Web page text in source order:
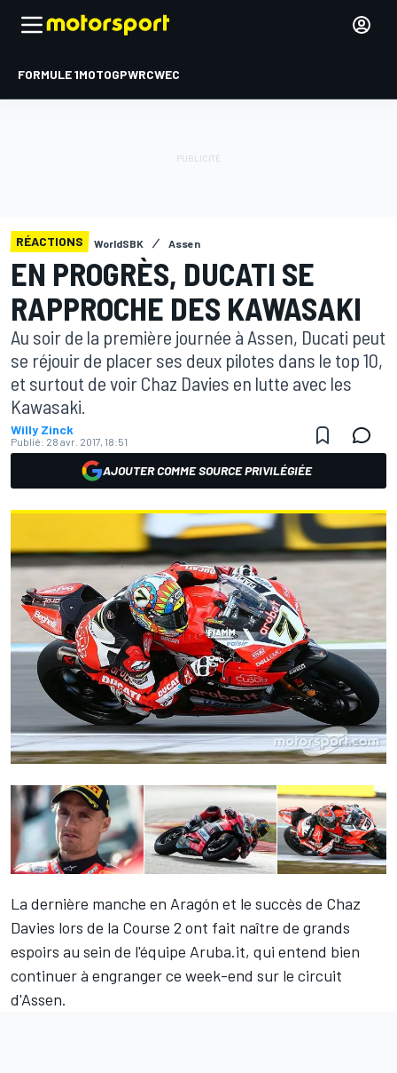
FORMULE 1MOTOGPWRCWEC
RÉACTIONS WorldSBK Assen
EN PROGRÈS, DUCATI SE
RAPPROCHE DES KAWASAKI
Au soir de la première journée à Assen, Ducati peut
se réjouir de placer ses deux pilotes dans le top 10,
et surtout de voir Chaz Davies en lutte avec les
Kawasaki.
Willy Zinck
Publié: 28 avr. 2017, 18:51
AJOUTER COMME SOURCE PRIVILÉGIÉE
La dernière manche en Aragón et le succès de Chaz
Davies lors de la Course 2 ont fait naître de grands
espoirs au sein de l'équipe Aruba.it, qui entend bien
continuer à engranger ce week-end sur le circuit
d'Assen.